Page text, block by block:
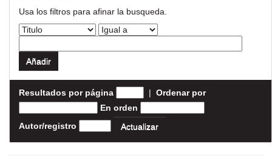
Usa los filtros para afinar la busqueda.
Resultados por página | Ordenar por
En orden
Autor/registro